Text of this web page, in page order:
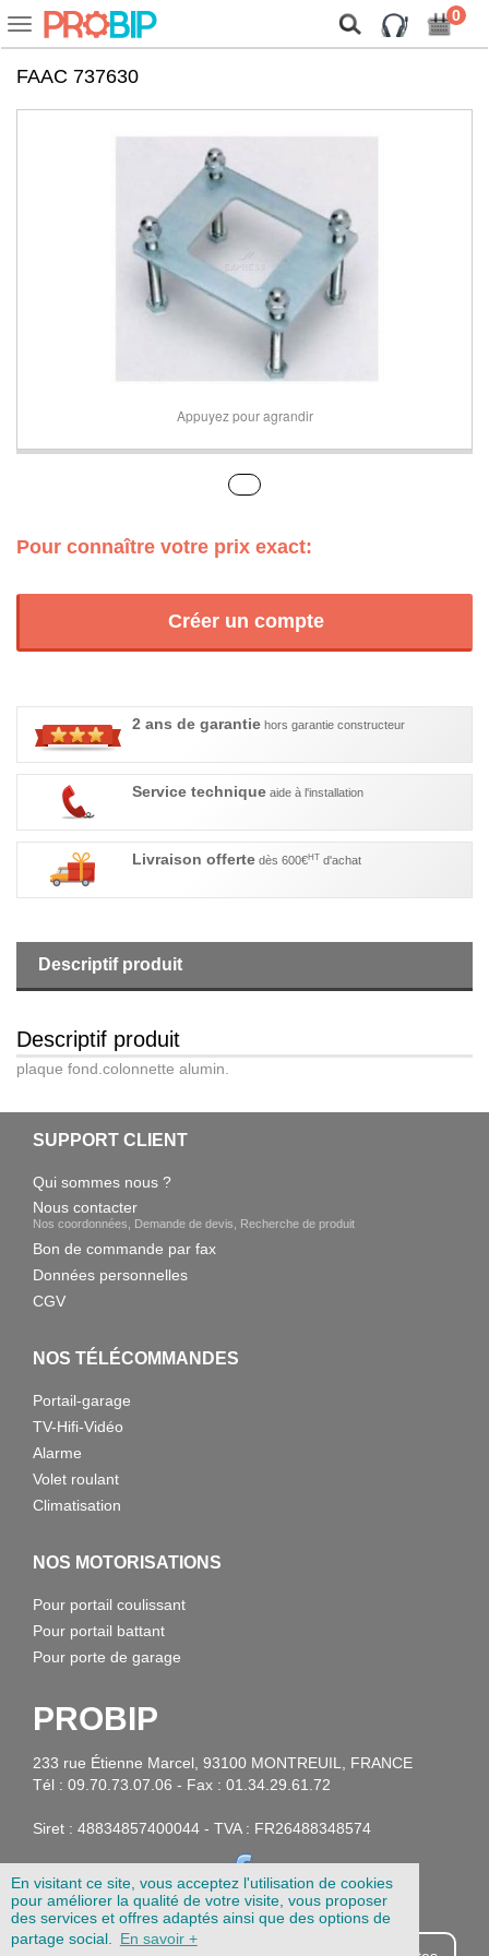
En visitant ce site, vous acceptez l'utilisation de cookies
pour améliorer la qualité de votre visite, vous proposer
des services et offres adaptés ainsi que des options de
partage social.
En savoir +
Voir
ou
cacher
navigation
0
FAAC 737630
Appuyez pour agrandir
Pour connaître votre prix exact:
Créer un compte
2 ans de garantie hors garantie constructeur
Service technique aide à l'installation
Livraison offerte dès 600€HT d'achat
Descriptif produit
Descriptif produit
plaque fond.colonnette alumin.
SUPPORT CLIENT
Qui sommes nous ?
Nous contacter
Nos coordonnées, Demande de devis, Recherche de produit
Bon de commande par fax
Données personnelles
CGV
NOS TÉLÉCOMMANDES
Portail-garage
TV-Hifi-Vidéo
Alarme
Volet roulant
Climatisation
NOS MOTORISATIONS
Pour portail coulissant
Pour portail battant
Pour porte de garage
PROBIP
233 rue Étienne Marcel, 93100 MONTREUIL, FRANCE
Tél : 09.70.73.07.06 - Fax : 01.34.29.61.72
Siret : 48834857400044 - TVA : FR26488348574
On vous présente nos cookies !